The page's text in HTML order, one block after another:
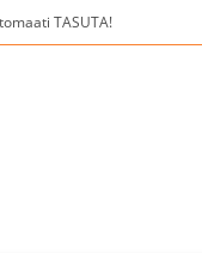
TASUTA!